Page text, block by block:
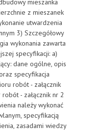
mieszanka
z mieszanek
utwardzenia
3) Szczegółowy
wykonania zawarta
specyfikacji: a)
dane ogólne, opis
specyfikacja
robót - załącznik
- załącznik nr 2
należy wykonać
specyfikacją
zasadami wiedzy